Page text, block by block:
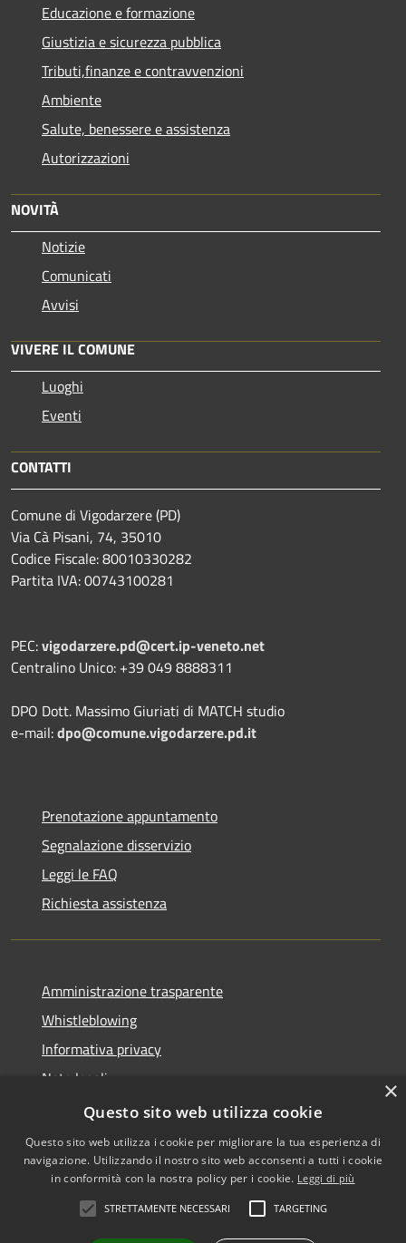
Educazione e formazione
Giustizia e sicurezza pubblica
Tributi,finanze e contravvenzioni
Ambiente
Salute, benessere e assistenza
Autorizzazioni
NOVITÀ
Notizie
Comunicati
Avvisi
VIVERE IL COMUNE
Luoghi
Eventi
CONTATTI
Comune di Vigodarzere (PD)
Via Cà Pisani, 74, 35010
Codice Fiscale: 80010330282
Partita IVA: 00743100281
PEC:vigodarzere.pd@cert.ip-veneto.net
Centralino Unico: +39 049 8888311
DPO Dott. Massimo Giuriati di MATCH studio
e-mail:dpo@comune.vigodarzere.pd.it
Prenotazione appuntamento
Segnalazione disservizio
Leggi le FAQ
Richiesta assistenza
Amministrazione trasparente
Whistleblowing
Informativa privacy
Note legali
Dichiarazione di accessibilità
Accessibilità
Copyright © 2026 • Comune di
Vigodarzere • Powered by
×
Questo sito web utilizza cookie
Questo sito web utilizza i cookie per migliorare la tua esperienza di
navigazione. Utilizzando il nostro sito web acconsenti a tutti i cookie
in conformità con la nostra policy per i cookie. Leggi di più
STRETTAMENTE NECESSARI TARGETING